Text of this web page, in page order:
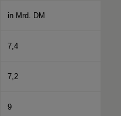
in Mrd. DM
7,4
7,2
9